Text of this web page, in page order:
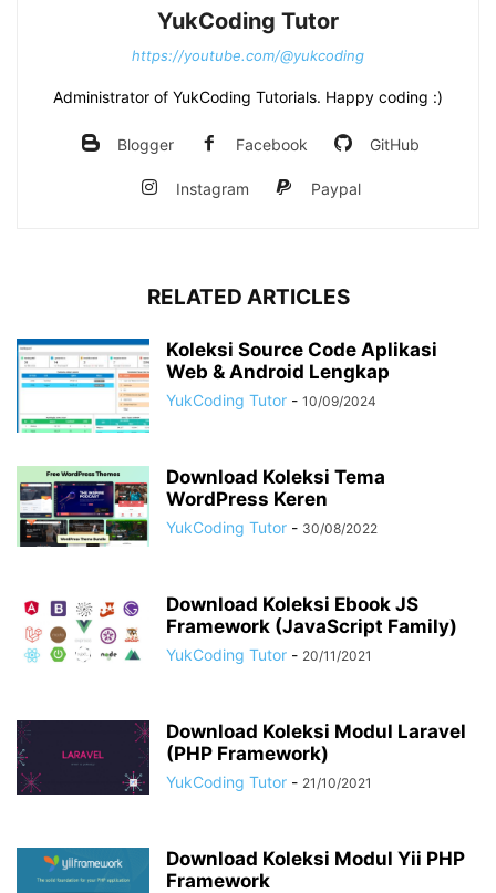
YukCoding Tutor
https://youtube.com/@yukcoding
Administrator of YukCoding Tutorials. Happy coding :)
Blogger Facebook GitHub
Instagram Paypal
RELATED ARTICLES
Koleksi Source Code Aplikasi
Web & Android Lengkap
YukCoding Tutor - 10/09/2024
Download Koleksi Tema
WordPress Keren
YukCoding Tutor - 30/08/2022
Download Koleksi Ebook JS
Framework (JavaScript Family)
YukCoding Tutor - 20/11/2021
Download Koleksi Modul Laravel
(PHP Framework)
YukCoding Tutor - 21/10/2021
Download Koleksi Modul Yii PHP
Framework